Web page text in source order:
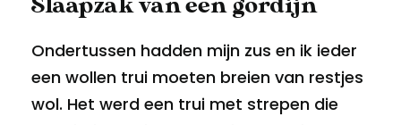
Slaapzak van een gordijn
Ondertussen hadden mijn zus en ik ieder
een wollen trui moeten breien van restjes
wol. Het werd een trui met strepen die